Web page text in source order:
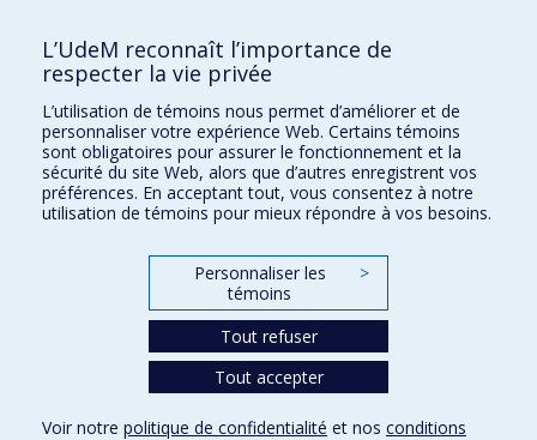
Écoles
Orthophonie et audiologie
Réadaptation
Directions
L’UdeM reconnaît l’importance de
respecter la vie privée
L’utilisation de témoins nous permet d’améliorer et de
personnaliser votre expérience Web. Certains témoins
sont obligatoires pour assurer le fonctionnement et la
sécurité du site Web, alors que d’autres enregistrent vos
préférences. En acceptant tout, vous consentez à notre
utilisation de témoins pour mieux répondre à vos besoins.
Personnaliser les
témoins
>
Tout refuser
Tout accepter
Voir notre politique de confidentialité et nos conditions